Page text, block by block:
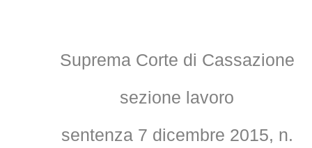
Suprema Corte di Cassazione
sezione lavoro
sentenza 7 dicembre 2015, n.